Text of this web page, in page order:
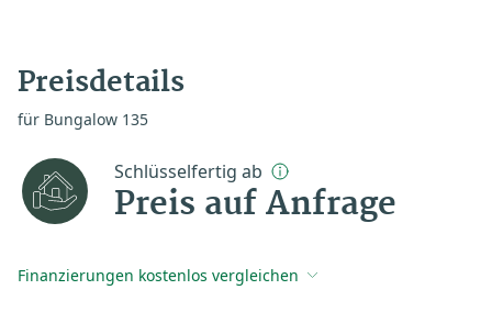
Preisdetails
für Bungalow 135
Schlüsselfertig ab
Preis auf Anfrage
Finanzierungen kostenlos vergleichen